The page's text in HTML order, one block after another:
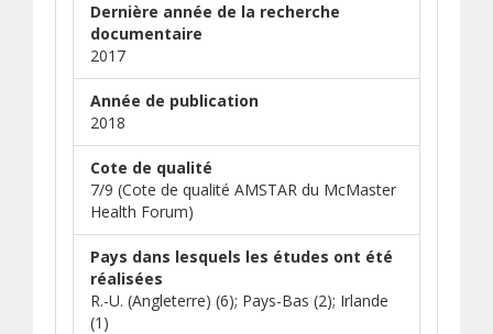
Dernière année de la recherche
documentaire
2017
Année de publication
2018
Cote de qualité
7/9 (Cote de qualité AMSTAR du McMaster
Health Forum)
Pays dans lesquels les études ont été
réalisées
R.-U. (Angleterre) (6); Pays-Bas (2); Irlande
(1)